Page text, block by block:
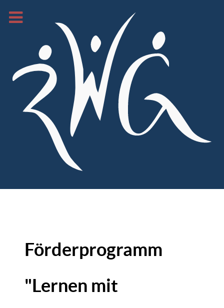
Förderprogramm
"Lernen mit